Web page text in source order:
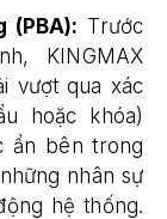
(PBA): Trước
KINGMAX
vượt qua xác
hoặc khóa)
ẩn bên trong
nhân sự
hệ thống.